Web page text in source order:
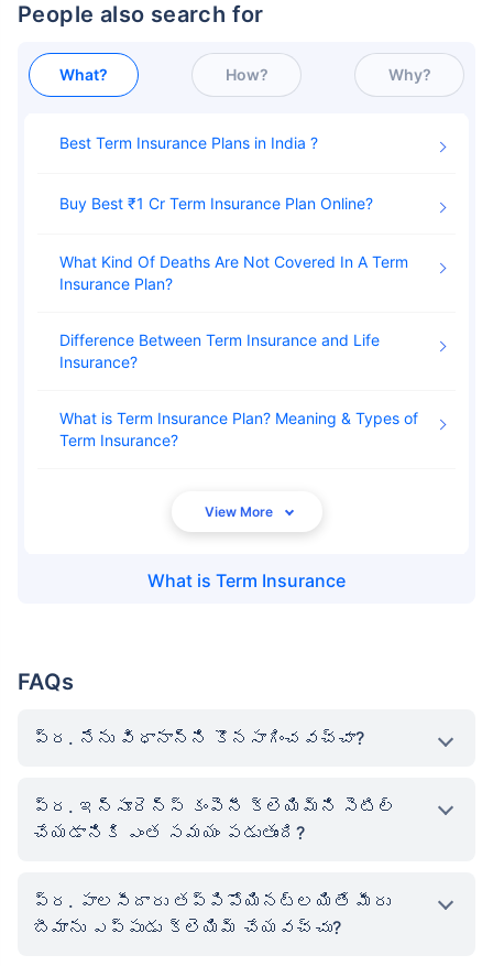
People also search for
What? How? Why?
What is Term Insurance
Best Term Insurance Plans in India
Buy Best ₹1 Cr Term Insurance Plan Online
What Kind Of Deaths Are Not Covered In A Term
Insurance Plan
Difference Between Term Insurance and Life
Insurance
What is Term Insurance Plan? Meaning & Types of
Term Insurance
FAQs
ప్ర. నేను విధానాన్ని కొనసాగించవచ్చా?
ప్ర. ఇన్సూరెన్స్ కంపెనీ క్లెయిమ్‌ని సెటిల్
చేయడానికి ఎంత సమయం పడుతుంది?
ప్ర. పాలసీదారు తప్పిపోయినట్లయితే మీరు
బీమాను ఎప్పుడు క్లెయిమ్ చేయవచ్చు?
₹ 1,376/నెల
మీ కుటుంబం యొక్క భద్రత కేవలం ఒక అడుగు దూరంలో ఉంది
సరైన ప్లాన్‌ను ఎంచుకోండి
*₹434/నెల 1 కోటి టర్మ్ లైఫ్ ఇన్సూరెన్స్‌కు ప్రారంభ ధర — పొగాకు తాగని, ముందే ఉన్న
వ్యాధులు లేని వ్యక్తికి, 36 సంవత్సరాల వయసు వరకు కవరేజ్. *₹630/నెల 1 కోటి టర్మ్
లైఫ్ ఇన్సూరెన్స్‌కు ప్రారంభ ధర — పొగాకు తాగని, ముందే ఉన్న వ్యాధులు లేని వ్యక్తికి, 46